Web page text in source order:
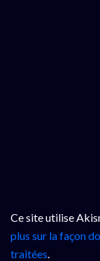
Ce site utilise
plus sur la façon
traitées.